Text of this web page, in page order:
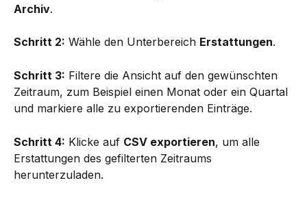
Archiv.
Schritt 2: Wähle den Unterbereich Erstattungen.
Schritt 3: Filtere die Ansicht auf den gewünschten
Zeitraum, zum Beispiel einen Monat oder ein Quartal
und markiere alle zu exportierenden Einträge.
Schritt 4: Klicke auf CSV exportieren, um alle
Erstattungen des gefilterten Zeitraums
herunterzuladen.